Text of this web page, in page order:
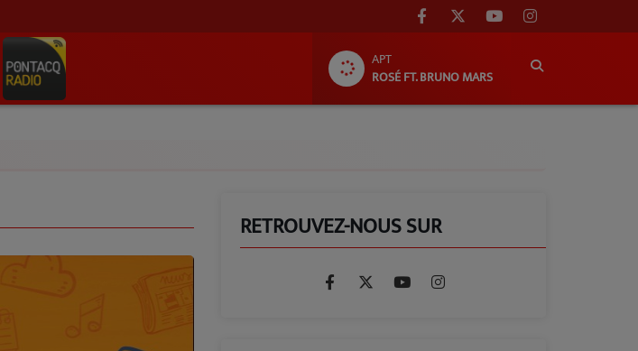
APT
ROSÉ FT. BRUNO MARS
RETROUVEZ-NOUS SUR